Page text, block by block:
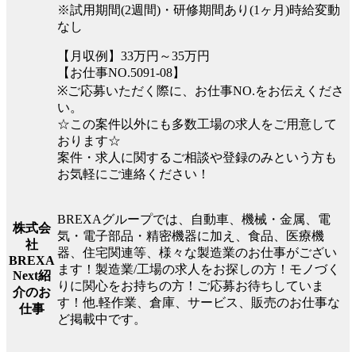
※試用期間(2週間)・研修期間あり(1ヶ月)時給変動
なし
【月収例】33万円～35万円
【お仕事NO.5091-08】
※ご応募いただく際に、お仕事NO.をお伝えくださ
い。
☆この案件以外にも多数工場の求人をご用意して
おります☆
案件・求人に関するご相談や登録のみという方も
お気軽にご連絡ください！
株式会
社
BREXA
Next紹
介のお
仕事
BREXAグループでは、自動車、機械・金属、電
気・電子部品・精密機器に加え、食品、医療機
器、住宅関連等、様々な製造業のお仕事がござい
ます！製造業/工場の求人をお探しの方！モノづく
りに関心をお持ちの方！ご応募お待ちしていま
す！他.軽作業、倉庫、サービス、販売のお仕事な
ど掲載中です。